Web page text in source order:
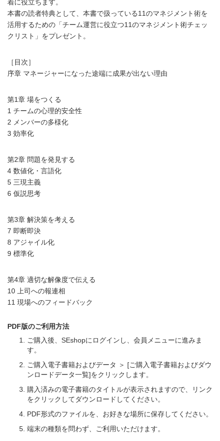
着に役立ちます。
本書の読者特典として、本書で扱っている11のマネジメント術を
活用するための「チーム運営に役立つ11のマネジメント術チェッ
クリスト」をプレゼント。
［目次］
序章 マネージャーになった途端に成果が出ない理由
第1章 場をつくる
1 チームの心理的安全性
2 メンバーの多様化
3 効率化
第2章 問題を発見する
4 数値化・言語化
5 三現主義
6 仮説思考
第3章 解決策を考える
7 即断即決
8 アジャイル化
9 標準化
第4章 適切な解像度で伝える
10 上司への報連相
11 現場へのフィードバック
PDF版のご利用方法
ご購入後、SEshopにログインし、会員メニューに進みま
す。
ご購入電子書籍およびデータ ＞ [ご購入電子書籍およびダウ
ンロードデータ一覧]をクリックします。
購入済みの電子書籍のタイトルが表示されますので、リンク
をクリックしてダウンロードしてください。
PDF形式のファイルを、お好きな場所に保存してください。
端末の種類を問わず、ご利用いただけます。